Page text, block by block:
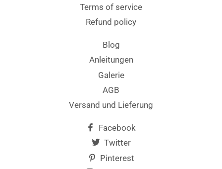
Terms of service
Refund policy
Blog
Anleitungen
Galerie
AGB
Versand und Lieferung
Facebook
Twitter
Pinterest